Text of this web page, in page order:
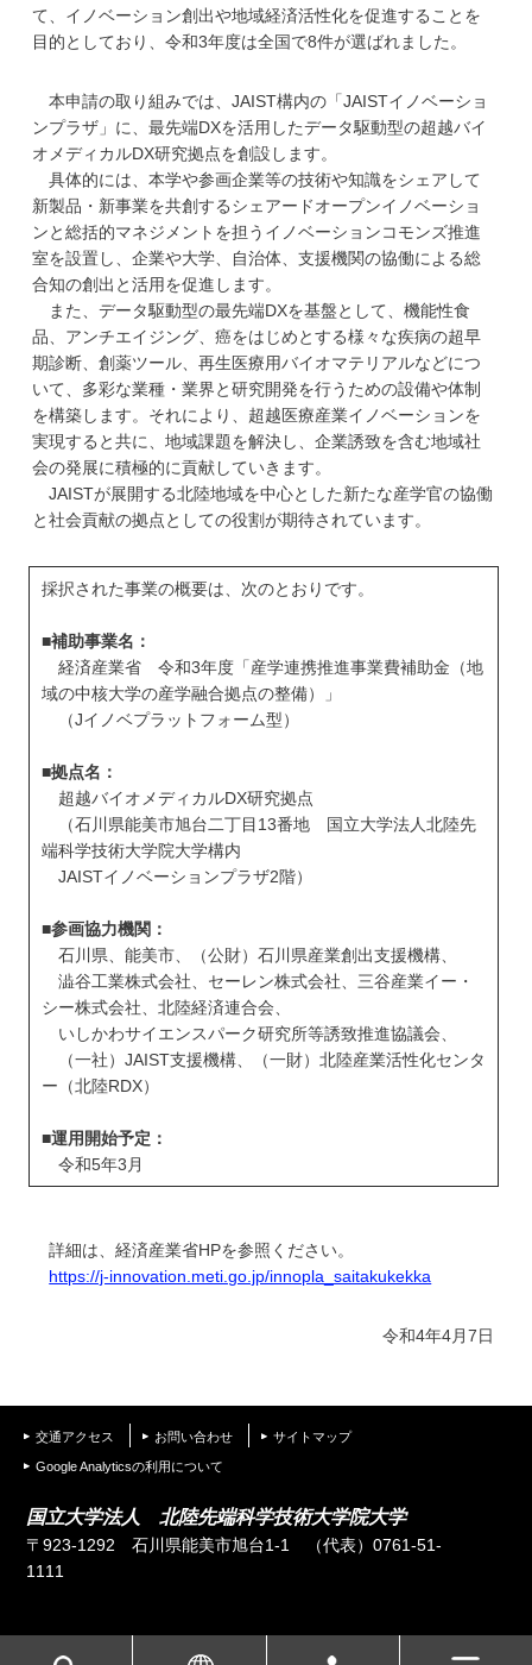
て、イノベーション創出や地域経済活性化を促進することを
目的としており、令和3年度は全国で8件が選ばれました。
本申請の取り組みでは、JAIST構内の「JAISTイノベーショ
ンプラザ」に、最先端DXを活用したデータ駆動型の超越バイ
オメディカルDX研究拠点を創設します。
具体的には、本学や参画企業等の技術や知識をシェアして
新製品・新事業を共創するシェアードオープンイノベーショ
ンと総括的マネジメントを担うイノベーションコモンズ推進
室を設置し、企業や大学、自治体、支援機関の協働による総
合知の創出と活用を促進します。
また、データ駆動型の最先端DXを基盤として、機能性食
品、アンチエイジング、癌をはじめとする様々な疾病の超早
期診断、創薬ツール、再生医療用バイオマテリアルなどにつ
いて、多彩な業種・業界と研究開発を行うための設備や体制
を構築します。それにより、超越医療産業イノベーションを
実現すると共に、地域課題を解決し、企業誘致を含む地域社
会の発展に積極的に貢献していきます。
JAISTが展開する北陸地域を中心とした新たな産学官の協働
と社会貢献の拠点としての役割が期待されています。
採択された事業の概要は、次のとおりです。
■補助事業名：
経済産業省 令和3年度「産学連携推進事業費補助金（地
域の中核大学の産学融合拠点の整備）」
（Jイノベプラットフォーム型）
■拠点名：
超越バイオメディカルDX研究拠点
（石川県能美市旭台二丁目13番地 国立大学法人北陸先
端科学技術大学院大学構内
JAISTイノベーションプラザ2階）
■参画協力機関：
石川県、能美市、（公財）石川県産業創出支援機構、
澁谷工業株式会社、セーレン株式会社、三谷産業イー・
シー株式会社、北陸経済連合会、
いしかわサイエンスパーク研究所等誘致推進協議会、
（一社）JAIST支援機構、（一財）北陸産業活性化センタ
ー（北陸RDX）
■運用開始予定：
令和5年3月
詳細は、経済産業省HPを参照ください。
https://j-innovation.meti.go.jp/innopla_saitakukekka
令和4年4月7日
交通アクセス お問い合わせ サイトマップ
Google Analyticsの利用について
国立大学法人 北陸先端科学技術大学院大学
〒923-1292 石川県能美市旭台1-1
（代表）0761-51-
1111